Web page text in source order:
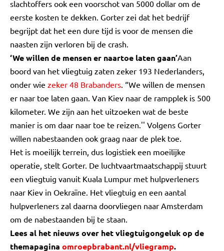
slachtoffers ook een voorschot van 5000 dollar om de
eerste kosten te dekken. Gorter zei dat het bedrijf
begrijpt dat het een dure tijd is voor de mensen die
naasten zijn verloren bij de crash.
‘We willen de mensen er naartoe laten gaan’Aan
boord van het vliegtuig zaten zeker 193 Nederlanders,
onder wie zeker 48 Brabanders. “We willen de mensen
er naar toe laten gaan. Van Kiev naar de rampplek is 500
kilometer. We zijn aan het uitzoeken wat de beste
manier is om daar naar toe te reizen.'' Volgens Gorter
willen nabestaanden ook graag naar de plek toe.
Het is moeilijk terrein, dus logistiek een moeilijke
operatie, stelt Gorter. De luchtvaartmaatschappij stuurt
een vliegtuig vanuit Kuala Lumpur met hulpverleners
naar Kiev in Oekraïne. Het vliegtuig en een aantal
hulpverleners zal daarna doorvliegen naar Amsterdam
om de nabestaanden bij te staan.
Lees al het nieuws over het vliegtuigongeluk op de
themapagina omroepbrabant.nl/vliegramp.